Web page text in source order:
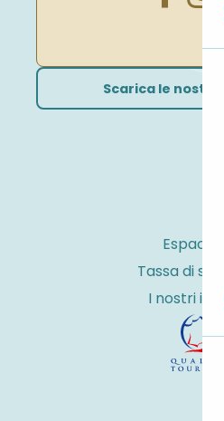
Scarica le
Espace
Tassa di
I nostri